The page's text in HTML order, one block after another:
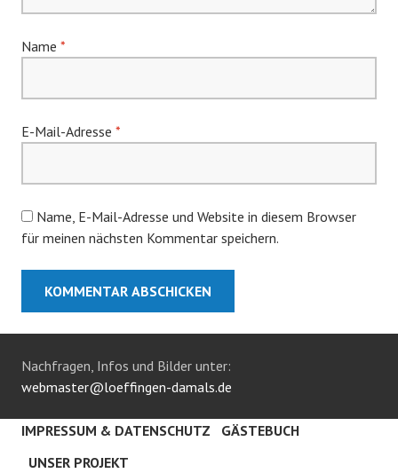
Name *
E-Mail-Adresse *
Name, E-Mail-Adresse und Website in diesem Browser
für meinen nächsten Kommentar speichern.
Nachfragen, Infos und Bilder unter:
webmaster@loeffingen-damals.de
IMPRESSUM & DATENSCHUTZ
GÄSTEBUCH
UNSER PROJEKT